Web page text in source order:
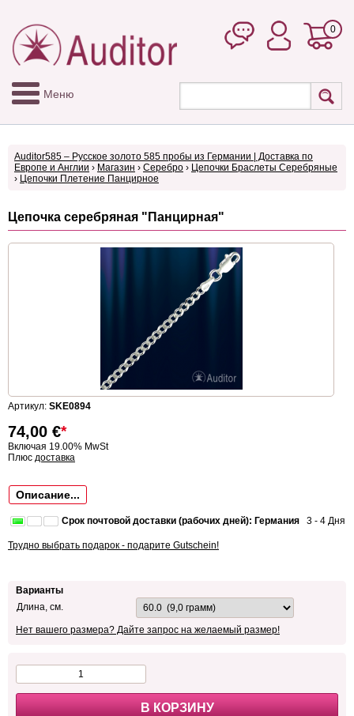
0
Меню
Auditor585 – Русское золото 585 пробы из Германии | Доставка по
Европе и Англии › Магазин › Серебро › Цепочки Браслеты Серебряные
› Цепочки Плетение Панцирное
Цепочка серебряная "Панцирная"
Артикул: SKE0894
74,00 €*
Включая 19.00% MwSt
Плюс доставка
Описание...
Срок почтовой доставки (рабочих дней): Германия 3 - 4 Дня
Трудно выбрать подарок - подарите Gutschein!
Варианты
Длина, см.
Нет вашего размера? Дайте запрос на желаемый размер!
В КОРЗИНУ